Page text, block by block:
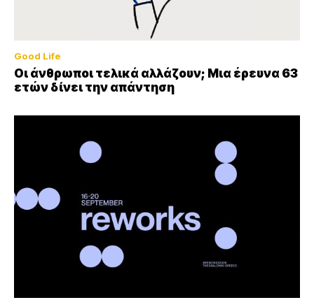
Good Life
Οι άνθρωποι τελικά αλλάζουν; Μια έρευνα 63
ετών δίνει την απάντηση